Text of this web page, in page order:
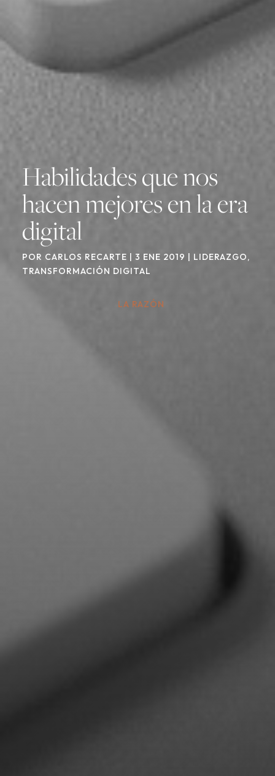
Habilidades que nos
hacen mejores en la era
digital
POR CARLOS RECARTE 3 ENE 2019 LIDERAZGO,
TRANSFORMACIÓN DIGITAL
LA RAZÓN